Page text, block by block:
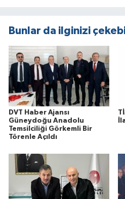
Bunlar da ilginizi
DVT Haber Ajansı
Güneydoğu Anadolu
Temsilciliği Görkemli Bir
Törenle Açıldı